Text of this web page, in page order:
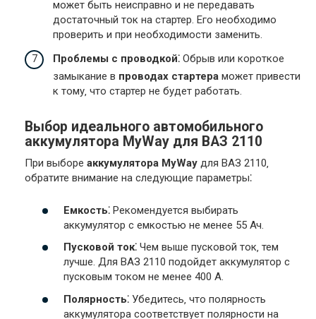
может быть неисправно и не передавать
достаточный ток на стартер. Его необходимо
проверить и при необходимости заменить.
Проблемы с проводкой⁚ Обрыв или короткое
замыкание в проводах стартера может привести
к тому‚ что стартер не будет работать.
Выбор идеального автомобильного
аккумулятора MyWay для ВАЗ 2110
При выборе аккумулятора MyWay для ВАЗ 2110‚
обратите внимание на следующие параметры⁚
Емкость⁚ Рекомендуется выбирать
аккумулятор с емкостью не менее 55 Ач.
Пусковой ток⁚ Чем выше пусковой ток‚ тем
лучше. Для ВАЗ 2110 подойдет аккумулятор с
пусковым током не менее 400 А.
Полярность⁚ Убедитесь‚ что полярность
аккумулятора соответствует полярности на